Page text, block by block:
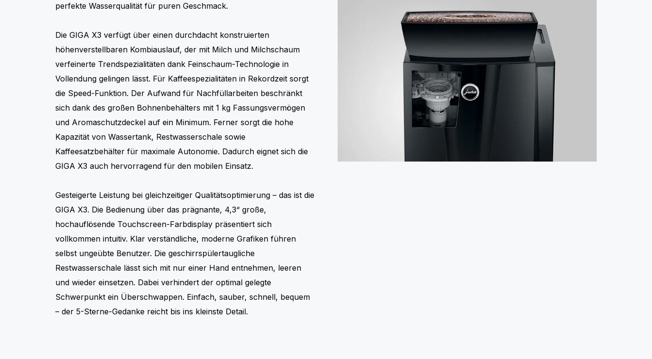
perfekte Wasserqualität für puren Geschmack.
Die GIGA X3 verfügt über einen durchdacht konstruierten
höhenverstellbaren Kombiauslauf, der mit Milch und Milchschaum
verfeinerte Trendspezialitäten dank Feinschaum-Technologie in
Vollendung gelingen lässt. Für Kaffeespezialitäten in Rekordzeit sorgt
die Speed-Funktion. Der Aufwand für Nachfüllarbeiten beschränkt
sich dank des großen Bohnenbehälters mit 1 kg Fassungsvermögen
und Aromaschutzdeckel auf ein Minimum. Ferner sorgt die hohe
Kapazität von Wassertank, Restwasserschale sowie
Kaffeesatzbehälter für maximale Autonomie. Dadurch eignet sich die
GIGA X3 auch hervorragend für den mobilen Einsatz.
Gesteigerte Leistung bei gleichzeitiger Qualitätsoptimierung – das ist die
GIGA X3. Die Bedienung über das prägnante, 4,3“ große,
hochauflösende Touchscreen-Farbdisplay präsentiert sich
vollkommen intuitiv. Klar verständliche, moderne Grafiken führen
selbst ungeübte Benutzer. Die geschirrspülertaugliche
Restwasserschale lässt sich mit nur einer Hand entnehmen, leeren
und wieder einsetzen. Dabei verhindert der optimal gelegte
Schwerpunkt ein Überschwappen. Einfach, sauber, schnell, bequem
– der 5-Sterne-Gedanke reicht bis ins kleinste Detail.